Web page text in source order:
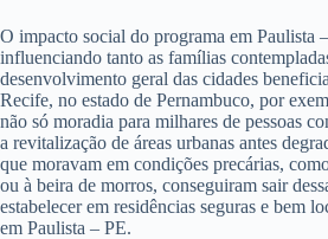
O impacto social do programa em Paulista
influenciando tanto as famílias
desenvolvimento geral das cidades
Recife, no estado de Pernambuco, por
não só moradia para milhares de pessoas
a revitalização de áreas urbanas antes
que moravam em condições precárias,
ou à beira de morros, conseguiram sair
estabelecer em residências seguras e bem
em Paulista – PE.